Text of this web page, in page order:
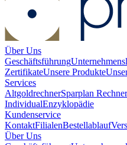
Über Uns
Geschäftsführung
ZertifikateUnsere Produkte
Services
AltgoldrechnerSparplan Rechner
IndividualEnzyklopädie
Kundenservice
KontaktFilialenBestellablauf
Über Uns